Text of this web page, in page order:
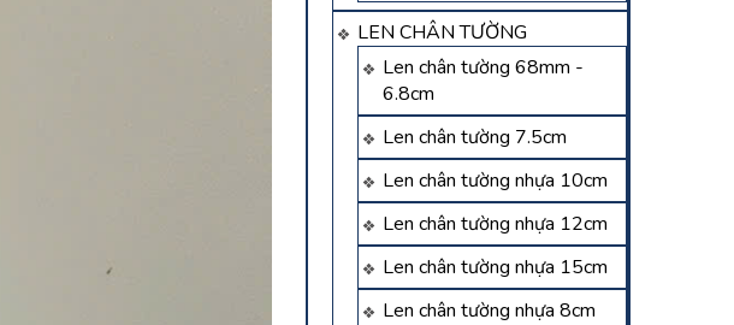
LEN CHÂN TƯỜNG
Len chân tường 68mm -
6.8cm
Len chân tường 7.5cm
Len chân tường nhựa 10cm
Len chân tường nhựa 12cm
Len chân tường nhựa 15cm
Len chân tường nhựa 8cm